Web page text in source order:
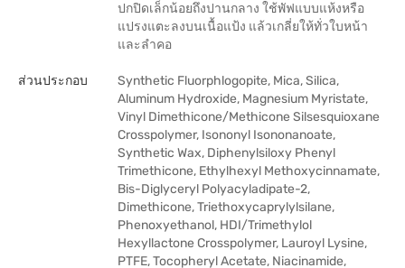
ปกปิดเล็กน้อยถึงปานกลาง ใช้พัฟแบบแห้งหรือ
แปรงแตะลงบนเนื้อแป้ง แล้วเกลี่ยให้ทั่วใบหน้า
และลำคอ
ส่วนประกอบ
Synthetic Fluorphlogopite, Mica, Silica,
Aluminum Hydroxide, Magnesium Myristate,
Vinyl Dimethicone/Methicone Silsesquioxane
Crosspolymer, Isononyl Isononanoate,
Synthetic Wax, Diphenylsiloxy Phenyl
Trimethicone, Ethylhexyl Methoxycinnamate,
Bis-Diglyceryl Polyacyladipate-2,
Dimethicone, Triethoxycaprylylsilane,
Phenoxyethanol, HDI/Trimethylol
Hexyllactone Crosspolymer, Lauroyl Lysine,
PTFE, Tocopheryl Acetate, Niacinamide,